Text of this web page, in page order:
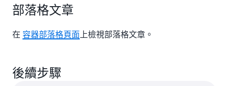
部落格文章
在 容器部落格頁面 上檢視部落格文章。
後續步驟